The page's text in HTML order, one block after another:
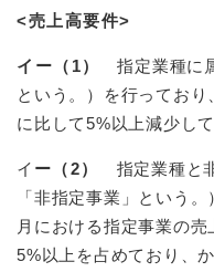
<売上高要件>
イー（1）
指定業種に
という。）を行ってお
に比して5%以上減少して
イ ー（2）
指定業種と
「非指定事業」という
月における指定事業の
5%以上を占めており、